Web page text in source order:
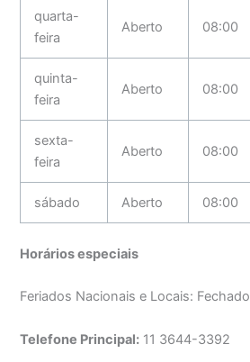
quarta-
feira
Aberto 08:00
quinta-
feira
Aberto 08:00
sexta-
feira
Aberto 08:00
sábado Aberto 08:00
Horários especiais
Feriados Nacionais e Locais: Fechado
Telefone Principal: 11 3644-3392